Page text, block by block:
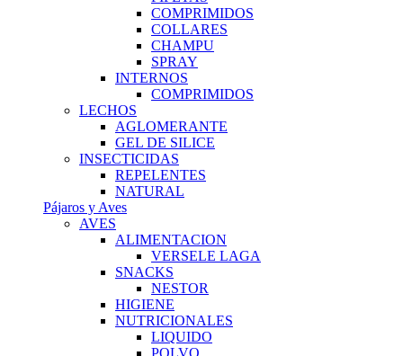
COMPRIMIDOS
COLLARES
CHAMPU
SPRAY
INTERNOS
COMPRIMIDOS
LECHOS
AGLOMERANTE
GEL DE SILICE
INSECTICIDAS
REPELENTES
NATURAL
Pájaros y Aves
AVES
ALIMENTACION
VERSELE LAGA
SNACKS
NESTOR
HIGIENE
NUTRICIONALES
LIQUIDO
POLVO